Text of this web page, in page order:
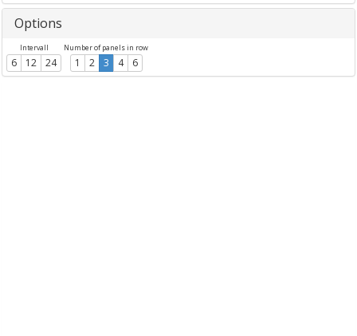
Options
Intervall
6 12 24
Number of panels in row
1 2 3 4 6